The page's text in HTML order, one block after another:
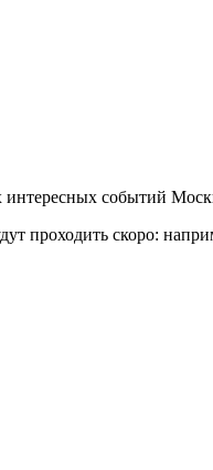
интересных событий
проходить скоро: